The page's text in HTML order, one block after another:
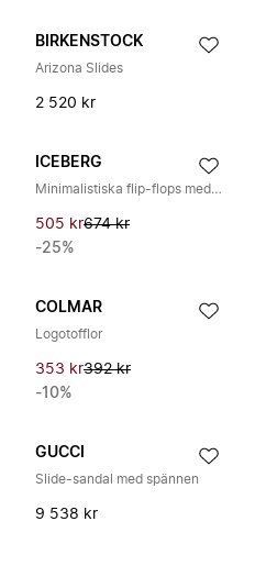
BIRKENSTOCK
Arizona Slides
2 520 kr
ICEBERG
Minimalistiska flip-flops med vertikal logotyp
505 kr674 kr
-25%
COLMAR
Logotofflor
353 kr392 kr
-10%
GUCCI
Slide-sandal med spännen
9 538 kr